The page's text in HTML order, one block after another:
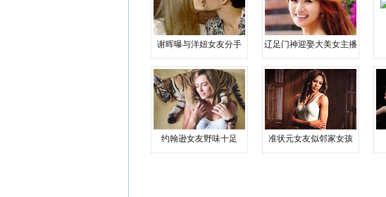
谢晖曝与洋妞女友分手 辽足门神迎娶大美女主播
约翰逊女友野味十足 准状元女友似邻家女孩